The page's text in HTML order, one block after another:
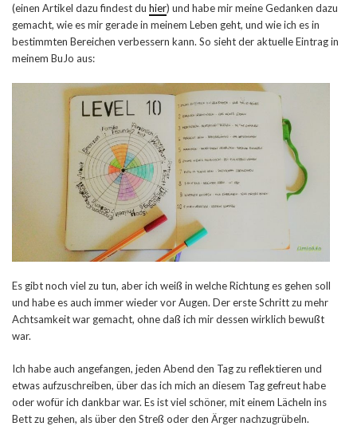
(einen Artikel dazu findest du hier) und habe mir meine Gedanken dazu
gemacht, wie es mir gerade in meinem Leben geht, und wie ich es in
bestimmten Bereichen verbessern kann. So sieht der aktuelle Eintrag in
meinem BuJo aus:
Es gibt noch viel zu tun, aber ich weiß in welche Richtung es gehen soll
und habe es auch immer wieder vor Augen. Der erste Schritt zu mehr
Achtsamkeit war gemacht, ohne daß ich mir dessen wirklich bewußt
war.
Ich habe auch angefangen, jeden Abend den Tag zu reflektieren und
etwas aufzuschreiben, über das ich mich an diesem Tag gefreut habe
oder wofür ich dankbar war. Es ist viel schöner, mit einem Lächeln ins
Bett zu gehen, als über den Streß oder den Ärger nachzugrübeln.